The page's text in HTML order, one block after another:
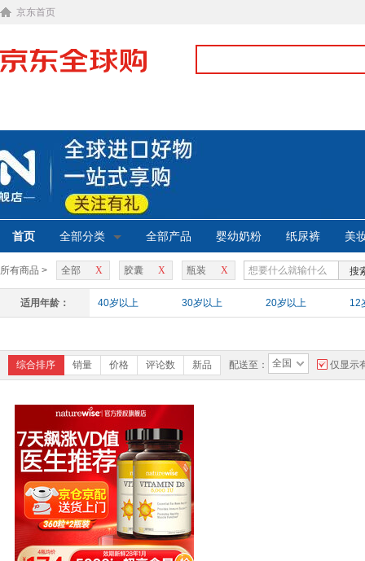
京东首页
首页 全部分类 全部产品 婴幼奶粉 纸尿裤 美
所有商品 > X
全部 X
胶囊 X
瓶装 搜
适用年龄： 40岁以上 30岁以上 20岁以上 12
综合排序 销量 价格 评论数 新品 配送至： 全国 仅显示